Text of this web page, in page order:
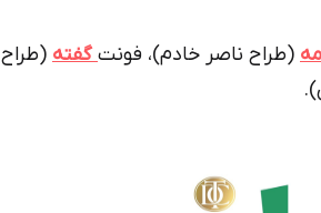
(طراح ناصر خادم)، فونتگفته (طراح